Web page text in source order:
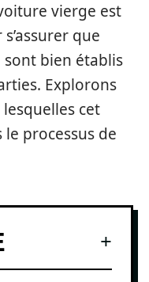
vierge est
que
sont bien établis
Explorons
cet
processus de